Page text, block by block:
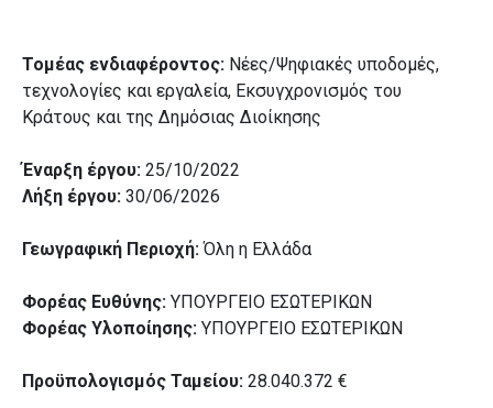
Τομέας ενδιαφέροντος: Νέες/Ψηφιακές υποδομές,
τεχνολογίες και εργαλεία, Εκσυγχρονισμός του
Κράτους και της Δημόσιας Διοίκησης
Έναρξη έργου: 25/10/2022
Λήξη έργου: 30/06/2026
Γεωγραφική Περιοχή:Όλη η Ελλάδα
Φορέας Ευθύνης: ΥΠΟΥΡΓΕΙΟ ΕΣΩΤΕΡΙΚΩΝ
Φορέας Υλοποίησης: ΥΠΟΥΡΓΕΙΟ ΕΣΩΤΕΡΙΚΩΝ
Προϋπολογισμός Ταμείου: 28.040.372 €